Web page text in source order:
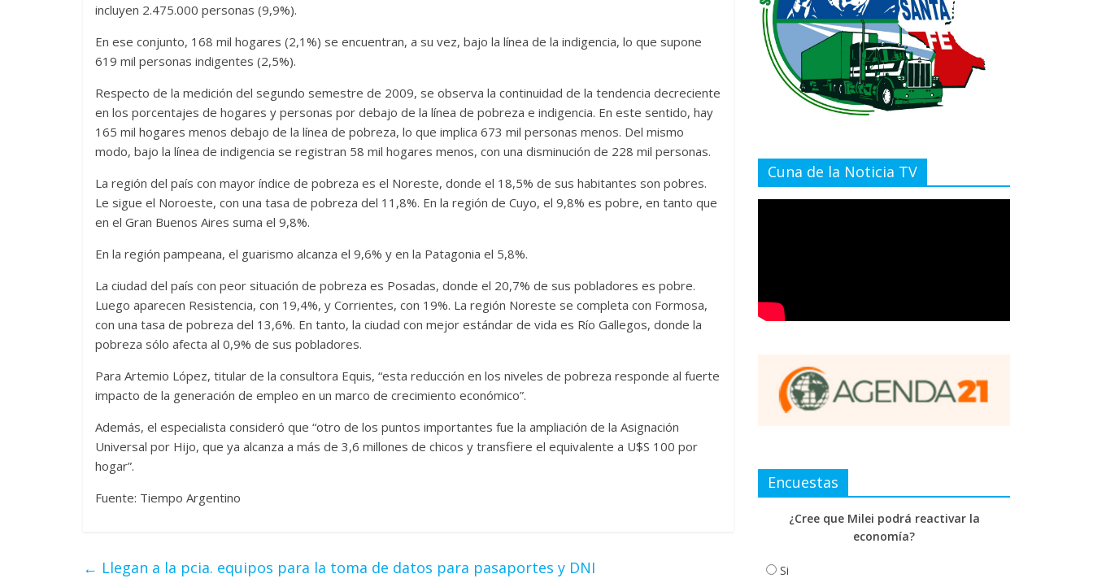
incluyen 2.475.000 personas (9,9%).
En ese conjunto, 168 mil hogares (2,1%) se encuentran, a su vez, bajo la línea de la indigencia, lo que supone
619 mil personas indigentes (2,5%).
Respecto de la medición del segundo semestre de 2009, se observa la continuidad de la tendencia decreciente
en los porcentajes de hogares y personas por debajo de la línea de pobreza e indigencia. En este sentido, hay
165 mil hogares menos debajo de la línea de pobreza, lo que implica 673 mil personas menos. Del mismo
modo, bajo la línea de indigencia se registran 58 mil hogares menos, con una disminución de 228 mil personas.
La región del país con mayor índice de pobreza es el Noreste, donde el 18,5% de sus habitantes son pobres.
Le sigue el Noroeste, con una tasa de pobreza del 11,8%. En la región de Cuyo, el 9,8% es pobre, en tanto que
en el Gran Buenos Aires suma el 9,8%.
En la región pampeana, el guarismo alcanza el 9,6% y en la Patagonia el 5,8%.
La ciudad del país con peor situación de pobreza es Posadas, donde el 20,7% de sus pobladores es pobre.
Luego aparecen Resistencia, con 19,4%, y Corrientes, con 19%. La región Noreste se completa con Formosa,
con una tasa de pobreza del 13,6%. En tanto, la ciudad con mejor estándar de vida es Río Gallegos, donde la
pobreza sólo afecta al 0,9% de sus pobladores.
Para Artemio López, titular de la consultora Equis, “esta reducción en los niveles de pobreza responde al fuerte
impacto de la generación de empleo en un marco de crecimiento económico”.
Además, el especialista consideró que “otro de los puntos importantes fue la ampliación de la Asignación
Universal por Hijo, que ya alcanza a más de 3,6 millones de chicos y transfiere el equivalente a U$S 100 por
hogar”.
Fuente: Tiempo Argentino
← Llegan a la pcia. equipos para la toma de datos para pasaportes y DNI
Cuna de la Noticia TV
Encuestas
¿Cree que Milei podrá reactivar la
economía?
Si